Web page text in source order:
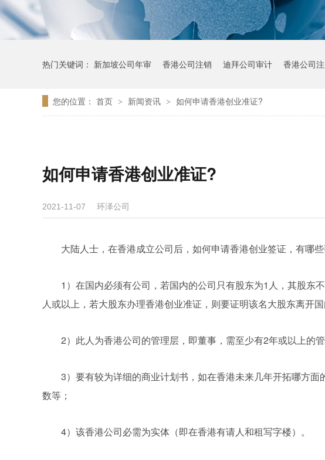
热门关键词： 新加坡公司年审 香港公司注销 迪拜公司审计 香港公司
您的位置： 首页 > 新闻资讯 > 如何申请香港创业准证?
如何申请香港创业准证?
2021-11-07 环泽公司
大陆人士，在香港成立公司后，如何申请香港创业签证，有哪些
1）在国内必须有公司，若国内的公司只有股东为1人，其股东
人或以上，若大股东办理香港创业准证，则要证明该名大股东离开
2）此人为香港公司的管理层，即董事，需至少有2年或以上的管
3）要有较为详细的商业计划书，如在香港未来几年开拓哪方
数等；
4）该香港公司必需为实体（即在香港有请人和租写字楼）。